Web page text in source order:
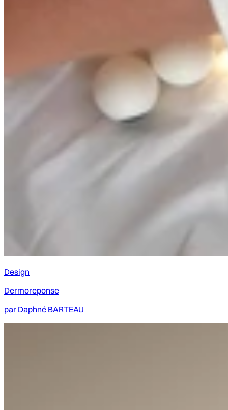
Design
Dermoreponse
par Daphné BARTEAU